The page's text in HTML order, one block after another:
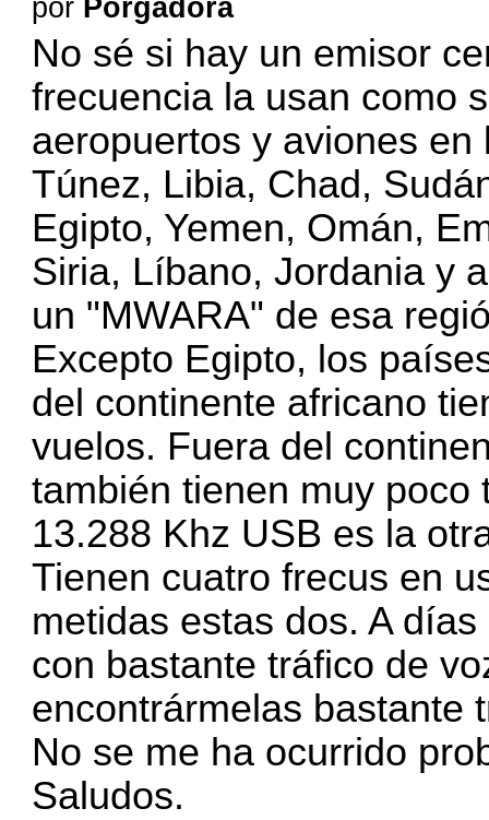
por Porgadora
No sé si hay un emisor
frecuencia la usan como
aeropuertos y aviones
Túnez, Libia, Chad,
Egipto, Yemen, Omán,
Siria, Líbano, Jordania y
un "MWARA" de esa
Excepto Egipto, los
del continente africano
vuelos. Fuera del
también tienen muy poco
13.288 Khz USB es la
Tienen cuatro frecus en
metidas estas dos. A
con bastante tráfico de
encontrármelas bastante
No se me ha ocurrido
Saludos.